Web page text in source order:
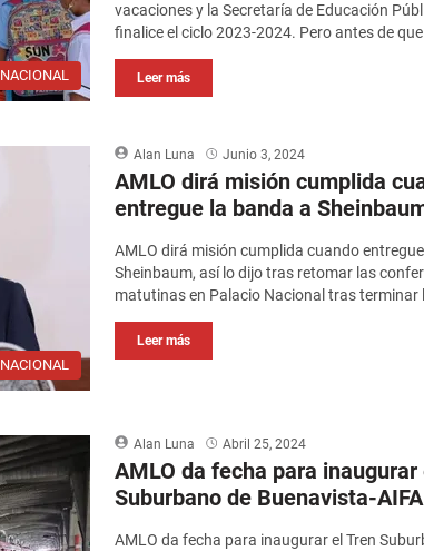
NACIONAL
vacaciones y la Secretaría de Educación
finalice el ciclo 2023-2024. Pero antes de
Leer más
NACIONAL
Alan Luna Junio 3, 2024
AMLO dirá misión cumplida
entregue la banda a
AMLO dirá misión cumplida cuando
Sheinbaum, así lo dijo tras retomar las
matutinas en Palacio Nacional tras terminar
Leer más
Alan Luna Abril 25, 2024
AMLO da fecha para inaugurar
Suburbano de Buenavista-AIFA
AMLO da fecha para inaugurar el Tren